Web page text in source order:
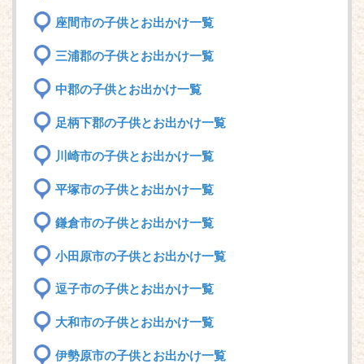
座間市の子供とお出かけ一覧
三浦郡の子供とお出かけ一覧
中郡の子供とお出かけ一覧
足柄下郡の子供とお出かけ一覧
川崎市の子供とお出かけ一覧
平塚市の子供とお出かけ一覧
鎌倉市の子供とお出かけ一覧
小田原市の子供とお出かけ一覧
逗子市の子供とお出かけ一覧
大和市の子供とお出かけ一覧
伊勢原市の子供とお出かけ一覧